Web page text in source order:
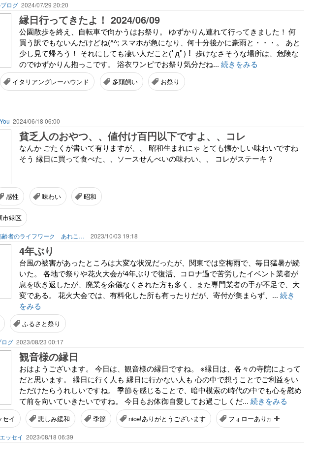
ログ 2024/07/29 20:20
縁日行ってきたよ！ 2024/06/09
公園散歩を終え、自転車で向かうはお祭り。 ゆずかりん連れて行ってきました！ 何
買う訳でもないんだけどね(^^; スマホが急になり、何十分後かに豪雨と・・・。 あと
少し見て帰ろう！ それにしても凄い人だこと(ﾟдﾟ)！ 歩けなさそうな場所は、危険な
のでゆずかりん抱っこです。 浴衣ワンピでお祭り気分だね... 続きをみる
イタリアングレーハウンド 多頭飼い お祭り
2024/06/18 06:00
貧乏人のおやつ、、値付け百円以下ですよ、、コレ
なんか ごたくが書いて有りますが、、 昭和生まれにゃ とても懐かしい味わいですね
そう 縁日に買って食べた、、ソースせんべいの味わい、、 コレがステーキ？
感性 味わい 昭和
市緑区
貧乏なリタイヤ高齢者のライフワーク あれこれ、、、 2023/10/03 19:18
4年ぶり
台風の被害があったところは大変な状況だったが、関東では空梅雨で、毎日猛暑が続
いた。 各地で祭りや花火大会が4年ぶりで復活、コロナ過で苦労したイベント業者が
息を吹き返したが、廃業を余儀なくされた方も多く、また専門業者の手が不足で、大
変である。 花火大会では、有料化した所も有ったりだが、寄付が集まらず、... 続き
をみる
ふるさと祭り
グ 2023/08/23 00:17
観音様の縁日
おはようございます。 今日は、観音様の縁日ですね。 ※縁日は、各々の寺院によって
だと思います。 縁日に行く人も 縁日に行かない人も 心の中で想うことでご利益をい
ただけたらうれしいですね。 季節を感じることで、暗中模索の時代の中でも心を慰め
て前を向いていきたいですね。 今日もお体御自愛してお過ごしくだ... 続きをみる
セイ 悲しみ緩和 季節 nice!ありがとうございます フォローありがとうございます
ッセイ 2023/08/18 06:39